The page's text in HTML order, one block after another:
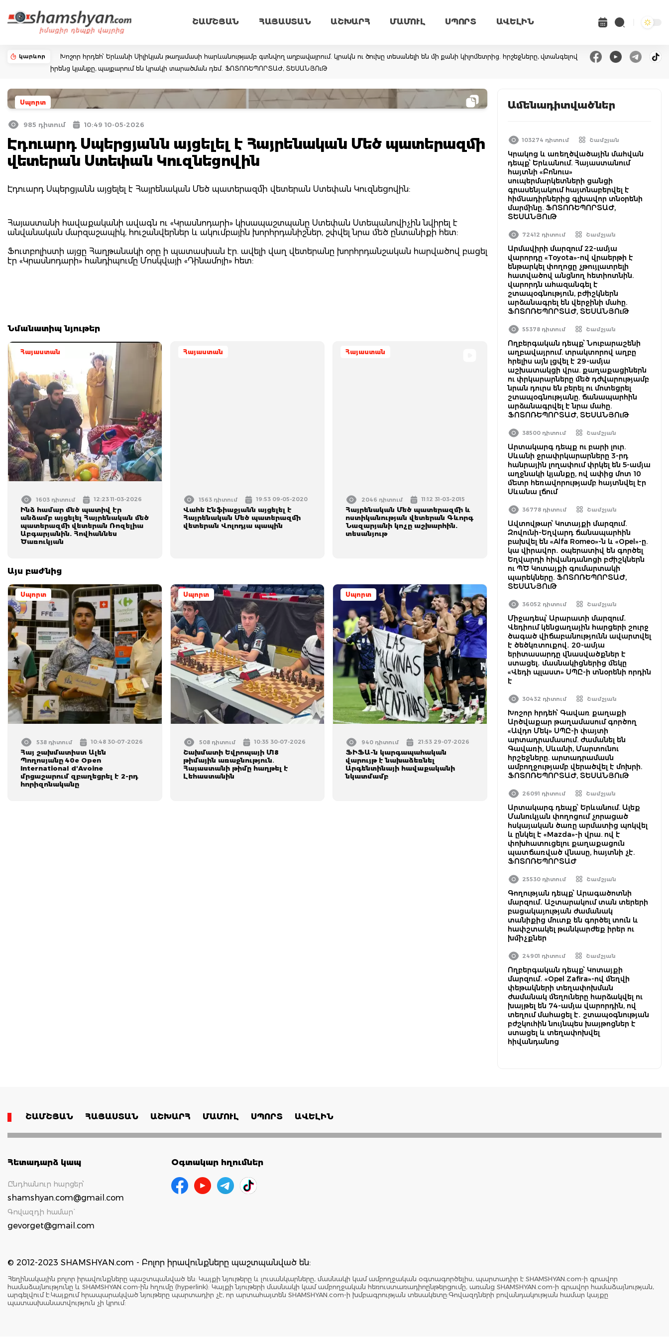
ՇԱՄՇՅԱՆ ՀԱՅԱՍՏԱՆ ԱՇԽԱՐՀ ՄԱՄՈՒԼ ՍՊՈՐՏ ԱՎԵԼԻՆ
կարևոր
Խոշոր հրդեհ՝ Երևանի Սիլիկյան թաղամասի հարևանությամբ գտնվող աղբավայրում. կրակն ու ծուխը տեսանելի են մի քանի կիլոմետրից. հրշեջները, վտանգելով
իրենց կյանքը, պայքարում են կրակի տարածման դեմ. ՖՈՏՈՌԵՊՈՐՏԱԺ, ՏԵՍԱՆՅՈւԹ
Սպորտ
985 դիտում 10:49 10-05-2026
Էդուարդ Սպերցյանն այցելել է Հայրենական Մեծ պատերազմի
վետերան Ստեփան Կուզնեցովին
Էդուարդ Սպերցյանն այցելել է Հայրենական Մեծ պատերազմի վետերան Ստեփան Կուզնեցովին:
Հայաստանի հավաքականի ավագն ու «Կրասնոդարի» կիսապաշտպանը Ստեփան Ստեպանովիչին նվիրել է
անվանական մարզաշապիկ, հուշանվերներ և ակումբային խորհրդանիշներ, շփվել նրա մեծ ընտանիքի հետ:
Ֆուտբոլիստի այցը Հաղթանակի օրը ի պատասխան էր. ավելի վաղ վետերանը խորհրդանշական հարվածով բացել
էր «Կրասնոդարի» հանդիպումը Մոսկվայի «Դինամոյի» հետ:
Նմանատիպ նյութեր
Հայաստան
1603 դիտում 12:23 11-03-2026
Ինձ համար մեծ պատիվ էր
անձամբ այցելել Հայրենական մեծ
պատերազմի վետերան Ռոզելիա
Աբգարյանին. Հովհաննես
Ծառուկյան
Հայաստան
1563 դիտում 19:53 09-05-2020
Վահե Էնֆիաջյանն այցելել է
Հայրենական Մեծ պատերազմի
վետերան Վոլոդյա պապին
Հայաստան
2046 դիտում 11:12 31-03-2015
Հայրենական Մեծ պատերազմի և
ոստիկանության վետերան Գևորգ
Նազարյանի կոչը աշխարհին.
տեսանյութ
Այս բաժնից
Սպորտ
538 դիտում 10:48 30-07-2026
Հայ շախմատիստ Ալեն
Պողոսյանը 40e Open
International d'Avoine
մրցաշարում զբաղեցրել է 2-րդ
հորիզոնականը
Սպորտ
508 դիտում 10:35 30-07-2026
Շախմատի Եվրոպայի Մ18
թիմային առաջնություն․
Հայաստանի թիմը հաղթել է
Լեհաստանին
Սպորտ
940 դիտում 21:53 29-07-2026
ՖԻՖԱ-ն կարգապահական
վարույթ է նախաձեռնել
Արգենտինայի հավաքականի
նկատմամբ
Ամենադիտվածներ
103274 դիտում Շամշյան
Կրակոց և առեղծվածային մահվան
դեպք՝ Երևանում. Հայաստանում
հայտնի «Բոնուս»
սուպերմարկետների ցանցի
գրասենյակում հայտնաբերվել է
հիմնադիրներից գլխավոր տնօրենի
մարմինը. ՖՈՏՈՌԵՊՈՐՏԱԺ,
ՏԵՍԱՆՅՈւԹ
72412 դիտում Շամշյան
Արմավիրի մարզում 22-ամյա
վարորդը «Toyota»-ով վրաերթի է
ենթարկել փողոցը չթույլատրելի
հատվածով անցնող հետիոտնին.
վարորդն ահազանգել է
շտապօգնություն, բժիշկներն
արձանագրել են վերջինի մահը.
ՖՈՏՈՌԵՊՈՐՏԱԺ, ՏԵՍԱՆՅՈւԹ
55378 դիտում Շամշյան
Ողբերգական դեպք՝ Նուբարաշենի
աղբավայրում. տրակտորով աղբը
հրելիս այն լցվել է 29-ամյա
աշխատակցի վրա. քաղաքացիներն
ու փրկարարները մեծ դժվարությամբ
նրան դուրս են բերել ու մոտեցրել
շտապօգնությանը. ճանապարհին
արձանագրվել է նրա մահը.
ՖՈՏՈՌԵՊՈՐՏԱԺ, ՏԵՍԱՆՅՈւԹ
38500 դիտում Շամշյան
Արտակարգ դեպք ու բարի լուր.
Սևանի ջրափրկարարները 3-րդ
հանրային լողափում փրկել են 5-ամյա
աղջնակի կյանքը, ով ափից մոտ 10
մետր հեռավորությամբ հայտնվել էր
Սևանա լճում
36778 դիտում Շամշյան
Ավտովթար՝ Կոտայքի մարզում.
Զովունի-Եղվարդ ճանապարհին
բախվել են «Alfa Romeo»-ն և «Opel»-ը.
կա վիրավոր․ օպերատիվ են գործել
Եղվարդի հիվանդանոցի բժիշկներն
ու ՊԾ Կոտայքի գումարտակի
պարեկները. ՖՈՏՈՌԵՊՈՐՏԱԺ,
ՏԵՍԱՆՅՈւԹ
36052 դիտում Շամշյան
Միջադեպ՝ Արարատի մարզում․
Վեդիում կենցաղային հարցերի շուրջ
ծագած վիճաբանությունն ավարտվել
է ծեծկռտուքով․ 20-ամյա
երիտասարդը վնասվածքներ է
ստացել․ մասնակիցներից մեկը
«Վեդի պլաստ» ՍՊԸ-ի տնօրենի որդին
է
30432 դիտում Շամշյան
Խոշոր հրդեհ՝ Գավառ քաղաքի
Արծվաքար թաղամասում գործող
«Ավդո Մեկ» ՍՊԸ-ի փայտի
արտադրամասում. ժամանել են
Գավառի, Սևանի, Մարտունու
հրշեջները. արտադրամասն
ամբողջությամբ վերածվել է մոխրի.
ՖՈՏՈՌԵՊՈՐՏԱԺ, ՏԵՍԱՆՅՈւԹ
26091 դիտում Շամշյան
Արտակարգ դեպք՝ Երևանում. Ալեք
Մանուկյան փողոցում չորացած
հսկայական ծառը արմատից պոկվել
և ընկել է «Mazda»-ի վրա. ով է
փոխհատուցելու քաղաքացուն
պատճառված վնասը, հայտնի չէ.
ՖՈՏՈՌԵՊՈՐՏԱԺ
25530 դիտում Շամշյան
Գողության դեպք՝ Արագածոտնի
մարզում․ Աշտարակում տան տերերի
բացակայության ժամանակ
տանիքից մուտք են գործել տուն և
հափշտակել թանկարժեք իրեր ու
խմիչքներ
24901 դիտում Շամշյան
Ողբերգական դեպք՝ Կոտայքի
մարզում․ «Opel Zafira»-ով մեղվի
փեթակների տեղափոխման
ժամանակ մեղուները հարձակվել ու
խայթել են 74-ամյա վարորդին, ով
տեղում մահացել է․ շտապօգնության
բժշկուհին նույնպես խայթոցներ է
ստացել և տեղափոխվել
հիվանդանոց
ՇԱՄՇՅԱՆ ՀԱՅԱՍՏԱՆ ԱՇԽԱՐՀ ՄԱՄՈՒԼ ՍՊՈՐՏ ԱՎԵԼԻՆ
Հետադարձ կապ
Ընդհանուր հարցեր՝
shamshyan.com@gmail.com
Գովազդի համար`
gevorget@gmail.com
Օգտակար հղումներ
© 2012-2023 SHAMSHYAN.com - Բոլոր իրավունքները պաշտպանված են:
Հեղինակային բոլոր իրավունքները պաշտպանված են: Կայքի նյութերը և լուսանկարները, մասնակի կամ ամբողջական օգտագործելիս, պարտադիր է SHAMSHYAN.com-ի գրավոր
համաձայնությունը և SHAMSHYAN.com-ին հղումը (hyperlink): Կայքի նյութերի մասնակի կամ ամբողջական հեռուստառադիոընթերցումը, առանց SHAMSHYAN.com-ի գրավոր համաձայնության,
արգելվում է:Կայքում հրապարակված նյութերը պարտադիր չէ, որ արտահայտեն SHAMSHYAN.com-ի խմբագրության տեսակետը:Գովազդների բովանդակության համար կայքը
պատասխանատվություն չի կրում: